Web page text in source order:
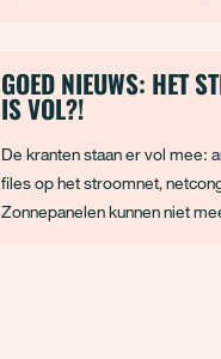
GOED NIEUWS: HET
IS VOL?!
De kranten staan er vol mee:
files op het stroomnet,
Zonnepanelen kunnen niet